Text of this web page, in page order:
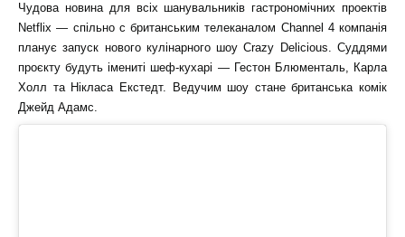
Чудова новина для всіх шанувальників гастрономічних проектів
Netflix — спільно с британським телеканалом Channel 4 компанія
планує запуск нового кулінарного шоу Crazy Delicious. Суддями
проєкту будуть імениті шеф-кухарі — Гестон Блюменталь, Карла
Холл та Нікласа Екстедт. Ведучим шоу стане британська комік
Джейд Адамс.